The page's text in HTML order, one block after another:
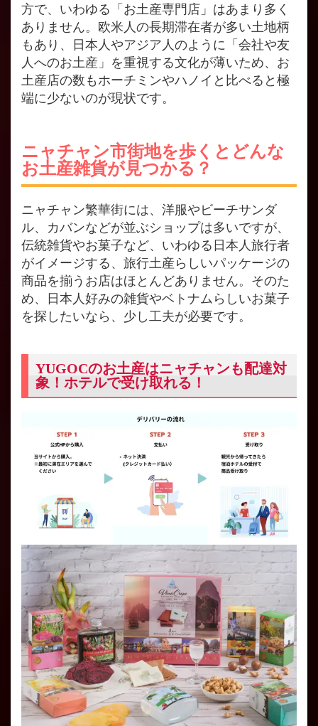
方で、いわゆる「お土産専門店」はあまり多く
ありません。欧米人の長期滞在者が多い土地柄
もあり、日本人やアジア人のように「会社や友
人へのお土産」を重視する文化が薄いため、お
土産店の数もホーチミンやハノイと比べると極
端に少ないのが現状です。
ニャチャン市街地を歩くとどんな
お土産雑貨が見つかる？
ニャチャン繁華街には、洋服やビーチサンダ
ル、カバンなどが並ぶショップは多いですが、
伝統雑貨やお菓子など、いわゆる日本人旅行者
がイメージする、旅行土産らしいパッケージの
商品を揃うお店はほとんどありません。そのた
め、日本人好みの雑貨やベトナムらしいお菓子
を探したいなら、少し工夫が必要です。
YUGOCのお土産はニャチャンも配達対
象！ホテルで受け取れる！